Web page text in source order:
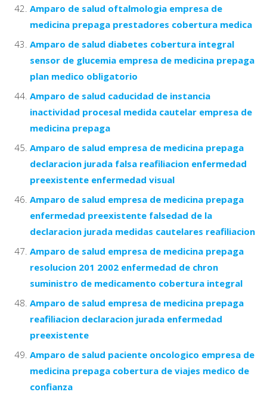
Amparo de salud oftalmologia empresa de
medicina prepaga prestadores cobertura medica
Amparo de salud diabetes cobertura integral
sensor de glucemia empresa de medicina prepaga
plan medico obligatorio
Amparo de salud caducidad de instancia
inactividad procesal medida cautelar empresa de
medicina prepaga
Amparo de salud empresa de medicina prepaga
declaracion jurada falsa reafiliacion enfermedad
preexistente enfermedad visual
Amparo de salud empresa de medicina prepaga
enfermedad preexistente falsedad de la
declaracion jurada medidas cautelares reafiliacion
Amparo de salud empresa de medicina prepaga
resolucion 201 2002 enfermedad de chron
suministro de medicamento cobertura integral
Amparo de salud empresa de medicina prepaga
reafiliacion declaracion jurada enfermedad
preexistente
Amparo de salud paciente oncologico empresa de
medicina prepaga cobertura de viajes medico de
confianza